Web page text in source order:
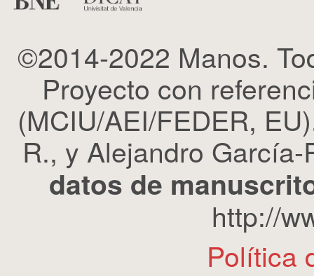
©2014-2022 Manos.
Proyecto con
(MCIU/AEI/FEDER,
R., y Alejandro
datos de
http://
Política